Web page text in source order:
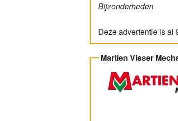
Bijzonderheden
Deze advertentie is al
Martien Visser